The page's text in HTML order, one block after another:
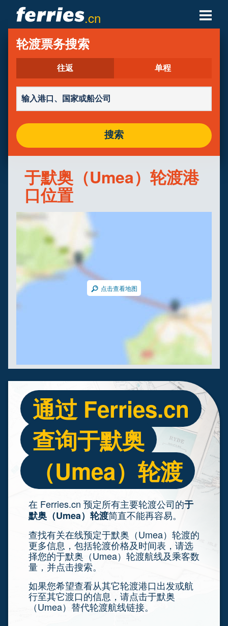
.cn
轮渡公司
轮渡目的地
轮渡航线
轮渡港口
管理预定
轮渡票务搜索
往返 单程
搜索
于默奥（Umea）轮渡港
口位置
点击查看地图
通过 Ferries.cn
查询于默奥
（Umea）轮渡
在 Ferries.cn 预定所有主要轮渡公司的于
默奥（Umea）轮渡简直不能再容易。
查找有关在线预定于默奥（Umea）轮渡的
更多信息，包括轮渡价格及时间表，请选
择您的于默奥（Umea）轮渡航线及乘客数
量，并点击搜索。
如果您希望查看从其它轮渡港口出发或航
行至其它渡口的信息，请点击于默奥
（Umea）替代轮渡航线链接。